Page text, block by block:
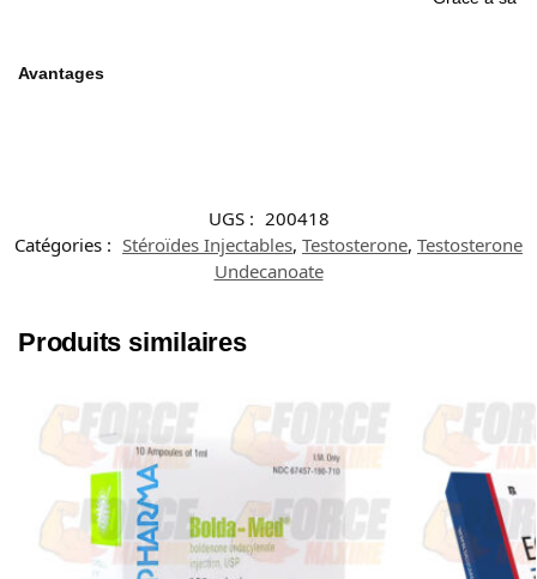
Avantages
UGS : 200418
Catégories : Stéroïdes Injectables, Testosterone, Testosterone
Undecanoate
Produits similaires